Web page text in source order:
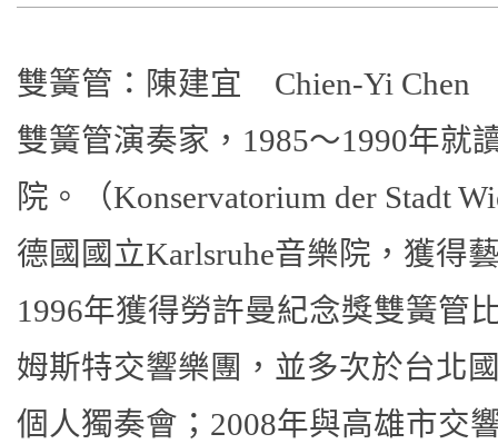
雙簧管：陳建宜 Chien-Yi Chen
雙簧管演奏家，1985～1990年就
院。（Konservatorium der Stadt
德國國立Karlsruhe音樂院，獲得
1996年獲得勞許曼紀念獎雙簧管
姆斯特交響樂團，並多次於台北
個人獨奏會；2008年與高雄市交